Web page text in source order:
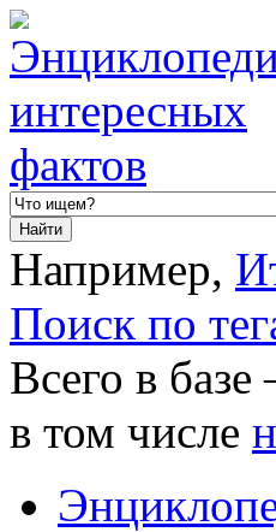
Например,
Поиск по
Всего в
в том числе